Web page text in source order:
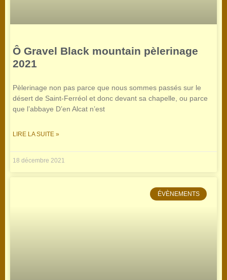
Ô Gravel Black mountain pèlerinage
2021
Pèlerinage non pas parce que nous sommes passés sur le
désert de Saint-Ferréol et donc devant sa chapelle, ou parce
que l’abbaye D’en Alcat n’est
LIRE LA SUITE »
18 décembre 2021
ÉVÈNEMENTS